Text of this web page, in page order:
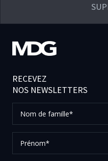
RECEVEZ
NOS NEWSLETTERS
de
famille*